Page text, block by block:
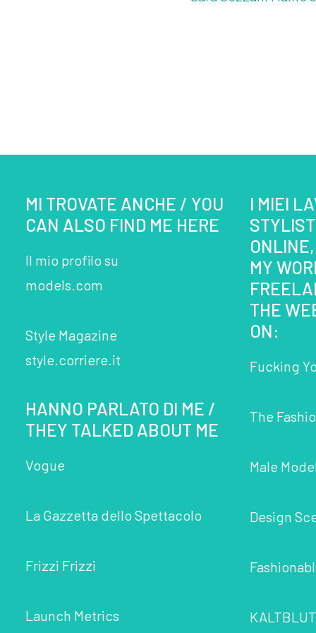
MI TROVATE ANCHE / YOU
CAN ALSO FIND ME HERE
Il mio profilo su
models.com
Style Magazine
style.corriere.it
HANNO PARLATO DI ME /
THEY TALKED ABOUT ME
Vogue
La Gazzetta dello Spettacolo
Frizzi Frizzi
Launch Metrics
I MIEI
MY
THE
ON:
Fucking
The
Male
Design